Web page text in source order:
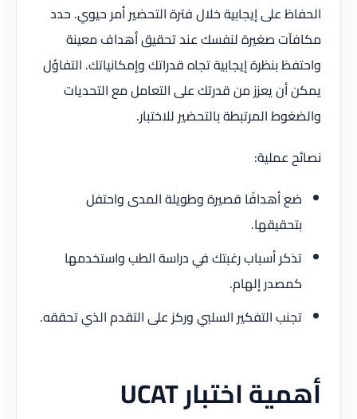
الحفاظ على إيجابية خلال فترة التحضير أمر حيوي. حدد
مكافآت صغيرة لنفسك عند تحقيق أهداف معينة
واحتفظ بنظرة إيجابية تجاه قدراتك وإمكانياتك. التفاؤل
يمكن أن يعزز من قدرتك على التعامل مع التحديات
والضغوط المرتبطة بالتحضير للاختبار.
نصائح عملية:
ضع أهدافًا قصيرة وطويلة المدى واحتفل
بتحقيقها.
تذكر أسباب رغبتك في دراسة الطب واستخدمها
كمصدر إلهام.
تجنب التفكير السلبي وركز على التقدم الذي تحققه.
أهمية اختبار UCAT